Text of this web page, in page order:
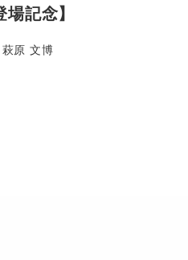
記念】
著
萩原 文博